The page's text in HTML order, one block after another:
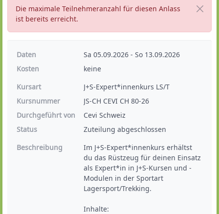
Die maximale Teilnehmeranzahl für diesen Anlass
ist bereits erreicht.
Daten
Sa 05.09.2026 - So 13.09.2026
Kosten
keine
Kursart
J+S-Expert*innenkurs LS/T
Kursnummer
JS-CH CEVI CH 80-26
Durchgeführt von
Cevi Schweiz
Status
Zuteilung abgeschlossen
Beschreibung
Im J+S-Expert*innenkurs erhältst
du das Rüstzeug für deinen Einsatz
als Expert*in in J+S-Kursen und -
Modulen in der Sportart
Lagersport/Trekking.
Inhalte: